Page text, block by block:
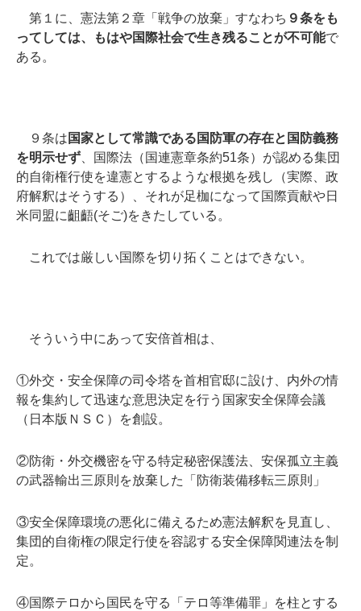
第１に、憲法第２章「戦争の放棄」すなわち ９条をも
ってしては、もはや国際社会で生き残ることが不可能で
ある。
９条は 国家として常識である国防軍の存在と国防義務
を明示せず 、国際法（国連憲章条約51条）が認める集団
的自衛権行使を違憲とするような根拠を残し（実際、政
府解釈はそうする）、それが足枷になって国際貢献や日
米同盟に齟齬(そご)をきたしている。
これでは厳しい国際を切り拓くことはできない。
そういう中にあって安倍首相は、
①外交・安全保障の司令塔を首相官邸に設け、内外の情
報を集約して迅速な意思決定を行う国家安全保障会議
（日本版ＮＳＣ）を創設。
②防衛・外交機密を守る特定秘密保護法、安保孤立主義
の武器輸出三原則を放棄した「防衛装備移転三原則」
③安全保障環境の悪化に備えるため憲法解釈を見直し、
集団的自衛権の限定行使を容認する安全保障関連法を制
定。
④国際テロから国民を守る「テロ等準備罪」を柱とする